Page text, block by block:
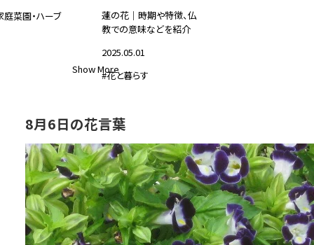
庭菜園・ハーブ
蓮の花｜時期や特徴、仏
教での意味などを紹介
2025.05.01
#花と暮らす
Show More
8月6日の花言葉